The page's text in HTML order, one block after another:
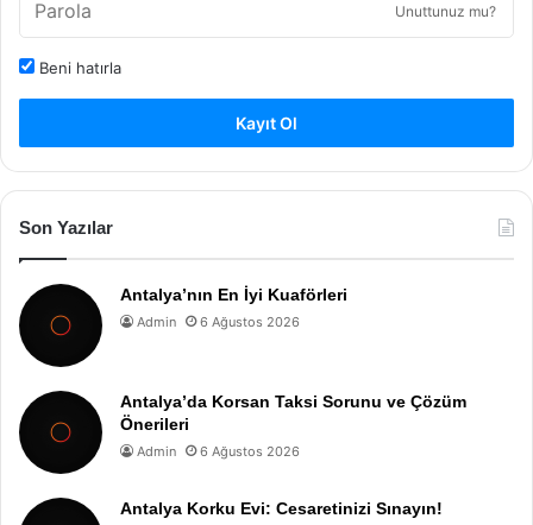
Unuttunuz mu?
Beni hatırla
Kayıt Ol
Son Yazılar
Antalya’nın En İyi Kuaförleri
Admin 6 Ağustos 2026
Antalya’da Korsan Taksi Sorunu ve Çözüm
Önerileri
Admin 6 Ağustos 2026
Antalya Korku Evi: Cesaretinizi Sınayın!